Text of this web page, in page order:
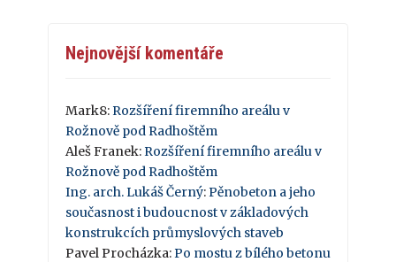
Nejnovější komentáře
Mark8:Rozšíření firemního areálu v
Rožnově pod Radhoštěm
Aleš Franek:Rozšíření firemního areálu v
Rožnově pod Radhoštěm
Ing. arch. Lukáš Černý:Pěnobeton a jeho
současnost i budoucnost v základových
konstrukcích průmyslových staveb
Pavel Procházka:Po mostu z bílého betonu